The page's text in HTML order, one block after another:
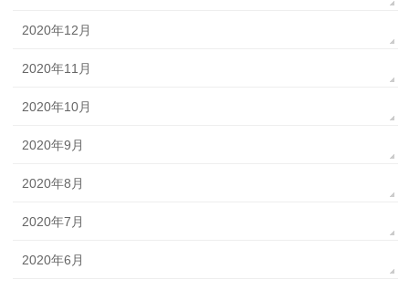
2020年12月
2020年11月
2020年10月
2020年9月
2020年8月
2020年7月
2020年6月